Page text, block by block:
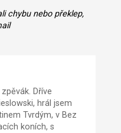
chybu nebo překlep,
Dříve
hrál jsem
Tvrdým, v Bez
koních, s